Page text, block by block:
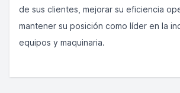
de sus clientes, mejorar su eficiencia
mantener su posición como líder en la
equipos y maquinaria.